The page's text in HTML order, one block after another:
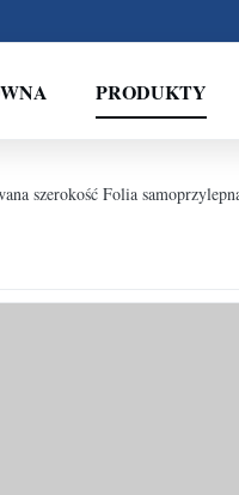
PRODUKTY
szerokość Folia